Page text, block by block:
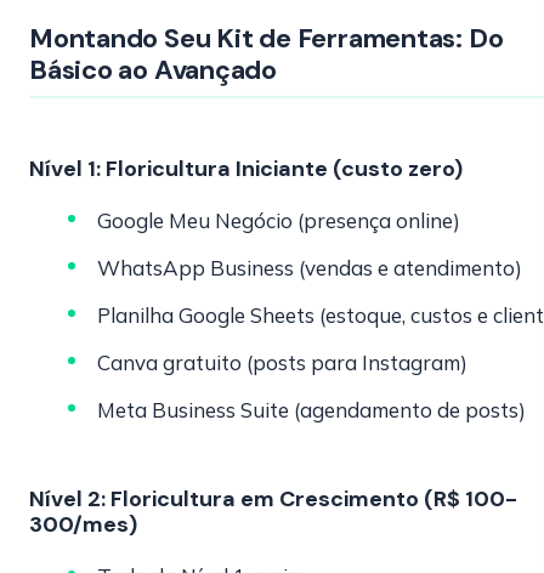
Montando Seu Kit de Ferramentas: Do
Básico ao Avançado
Nível 1: Floricultura Iniciante (custo zero)
Google Meu Negócio (presença online)
WhatsApp Business (vendas e atendimento)
Planilha Google Sheets (estoque, custos e
Canva gratuito (posts para Instagram)
Meta Business Suite (agendamento de posts)
Nível 2: Floricultura em Crescimento (R$ 100-
300/mes)